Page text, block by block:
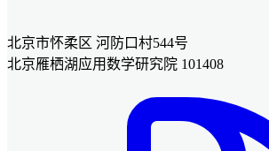
北京市怀柔区 河防口村544号
北京雁栖湖应用数学研究院 101408